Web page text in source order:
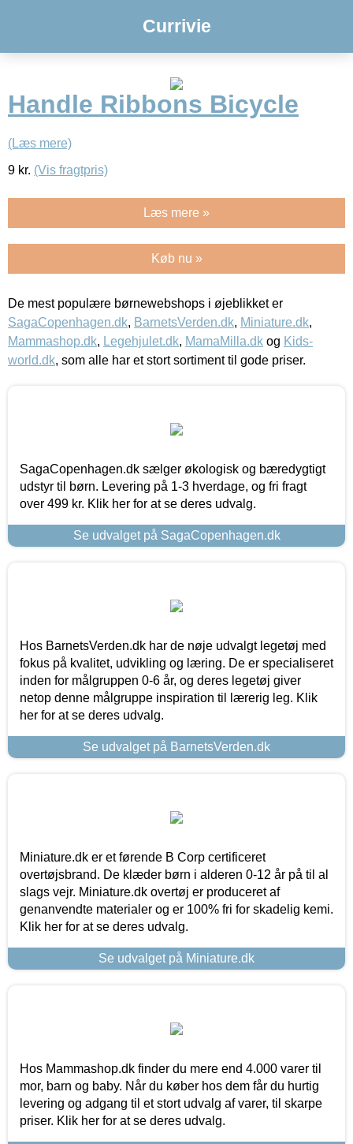
Currivie
Handle Ribbons Bicycle
(Læs mere)
9 kr. (Vis fragtpris)
Læs mere »
Køb nu »
De mest populære børnewebshops i øjeblikket er
SagaCopenhagen.dk, BarnetsVerden.dk, Miniature.dk,
Mammashop.dk, Legehjulet.dk, MamaMilla.dk og Kids-
world.dk, som alle har et stort sortiment til gode priser.
SagaCopenhagen.dk sælger økologisk og bæredygtigt
udstyr til børn. Levering på 1-3 hverdage, og fri fragt
over 499 kr. Klik her for at se deres udvalg.
Se udvalget på SagaCopenhagen.dk
Hos BarnetsVerden.dk har de nøje udvalgt legetøj med
fokus på kvalitet, udvikling og læring. De er specialiseret
inden for målgruppen 0-6 år, og deres legetøj giver
netop denne målgruppe inspiration til lærerig leg. Klik
her for at se deres udvalg.
Se udvalget på BarnetsVerden.dk
Miniature.dk er et førende B Corp certificeret
overtøjsbrand. De klæder børn i alderen 0-12 år på til al
slags vejr. Miniature.dk overtøj er produceret af
genanvendte materialer og er 100% fri for skadelig kemi.
Klik her for at se deres udvalg.
Se udvalget på Miniature.dk
Hos Mammashop.dk finder du mere end 4.000 varer til
mor, barn og baby. Når du køber hos dem får du hurtig
levering og adgang til et stort udvalg af varer, til skarpe
priser. Klik her for at se deres udvalg.